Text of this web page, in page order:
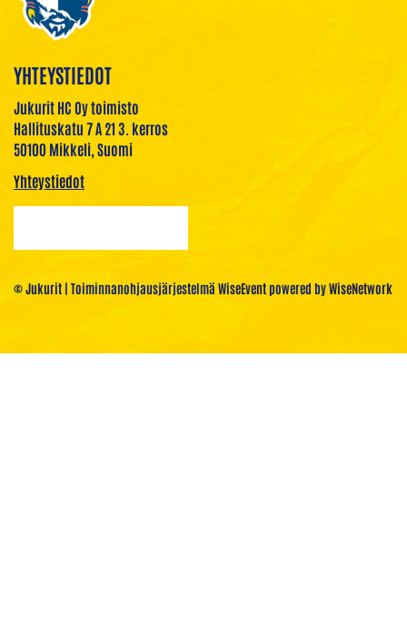
YHTEYSTIEDOT
Jukurit HC Oy toimisto
Hallituskatu 7 A 21 3. kerros
50100 Mikkeli, Suomi
Yhteystiedot
© Jukurit | Toiminnanohjausjärjestelmä WiseEventpowered byWiseNetwork